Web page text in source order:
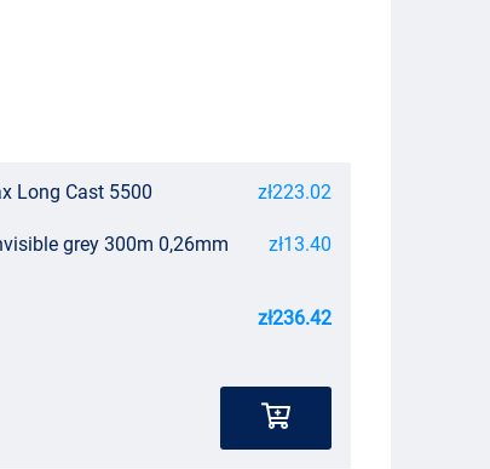
Long Cast 5500 zł223.02
grey 300m 0,26mm
zł13.40
zł236.42